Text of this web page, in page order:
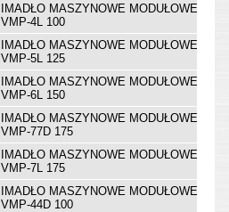
IMADŁO MASZYNOWE MODUŁOWE
VMP-4L 100
IMADŁO MASZYNOWE MODUŁOWE
VMP-5L 125
IMADŁO MASZYNOWE MODUŁOWE
VMP-6L 150
IMADŁO MASZYNOWE MODUŁOWE
VMP-77D 175
IMADŁO MASZYNOWE MODUŁOWE
VMP-7L 175
IMADŁO MASZYNOWE MODUŁOWE
VMP-44D 100